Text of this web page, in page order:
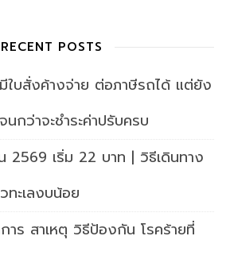
RECENT POSTS
ใบสั่งค้างจ่าย ต่อภาษีรถได้ แต่ยัง
กว่าจะชำระค่าปรับครบ
2569 เริ่ม 22 บาท | วิธีเดินทาง
ทะเลงบน้อย
าร สาเหตุ วิธีป้องกัน โรคร้ายที่